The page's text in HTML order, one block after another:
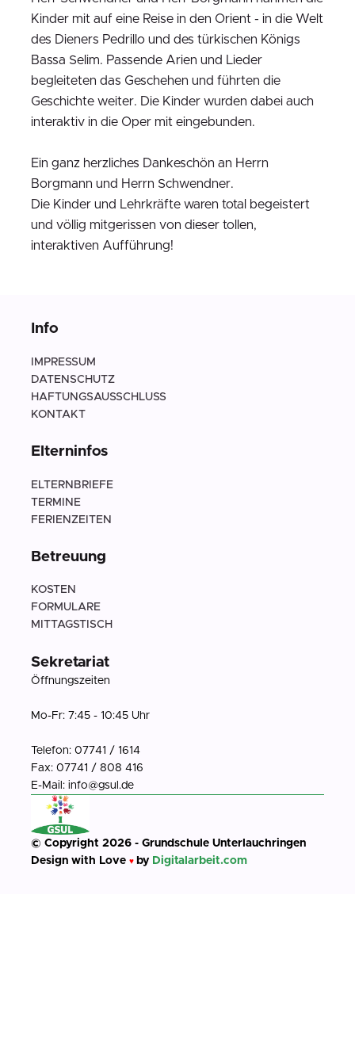
Kinder mit auf eine Reise in den Orient - in die Welt
des Dieners Pedrillo und des türkischen Königs
Bassa Selim. Passende Arien und Lieder
begleiteten das Geschehen und führten die
Geschichte weiter. Die Kinder wurden dabei auch
interaktiv in die Oper mit eingebunden.
Ein ganz herzliches Dankeschön an Herrn
Borgmann und Herrn Schwendner.
Die Kinder und Lehrkräfte waren total begeistert
und völlig mitgerissen von dieser tollen,
interaktiven Aufführung!
Info
IMPRESSUM
DATENSCHUTZ
HAFTUNGSAUSSCHLUSS
KONTAKT
Elterninfos
ELTERNBRIEFE
TERMINE
FERIENZEITEN
Betreuung
KOSTEN
FORMULARE
MITTAGSTISCH
Sekretariat
Öffnungszeiten
Mo-Fr: 7:45 - 10:45 Uhr
Telefon: 07741 / 1614
Fax: 07741 / 808 416
E-Mail: info@gsul.de
© Copyright 2026 - Grundschule Unterlauchringen
Design with Love♥ by Digitalarbeit.com